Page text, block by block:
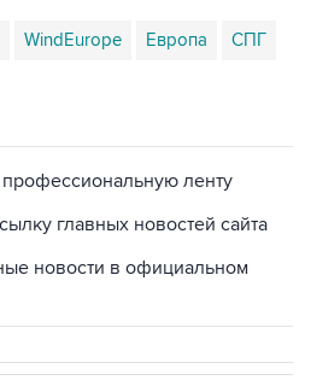
WindEurope Европа СПГ
профессиональную ленту
главных новостей сайта
новости в официальном